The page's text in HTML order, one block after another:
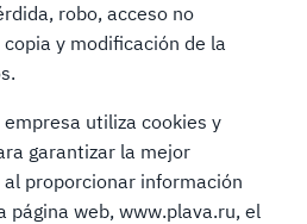
robo, acceso no
y modificación de la
utiliza cookies y
garantizar la mejor
proporcionar información
página web, www.plava.ru, el